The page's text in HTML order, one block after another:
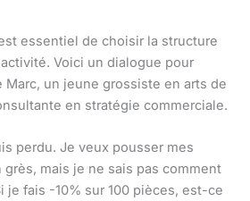
essentiel de choisir la structure
Voici un dialogue pour
Marc, un jeune grossiste en arts de
en stratégie commerciale.
perdu. Je veux pousser mes
grès, mais je ne sais pas comment
je fais -10% sur 100 pièces, est-ce